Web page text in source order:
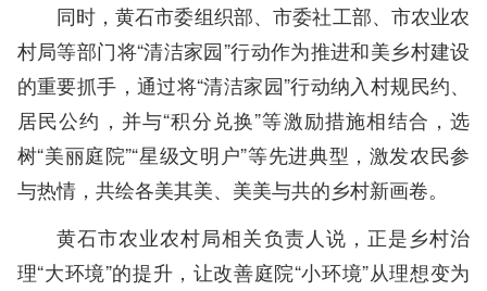
同时，黄石市委组织部、市委社工部、市农业农
村局等部门将“清洁家园”行动作为推进和美乡村建设
的重要抓手，通过将“清洁家园”行动纳入村规民约、
居民公约，并与“积分兑换”等激励措施相结合，选
树“美丽庭院”“星级文明户”等先进典型，激发农民参
与热情，共绘各美其美、美美与共的乡村新画卷。
黄石市农业农村局相关负责人说，正是乡村治
理“大环境”的提升，让改善庭院“小环境”从理想变为